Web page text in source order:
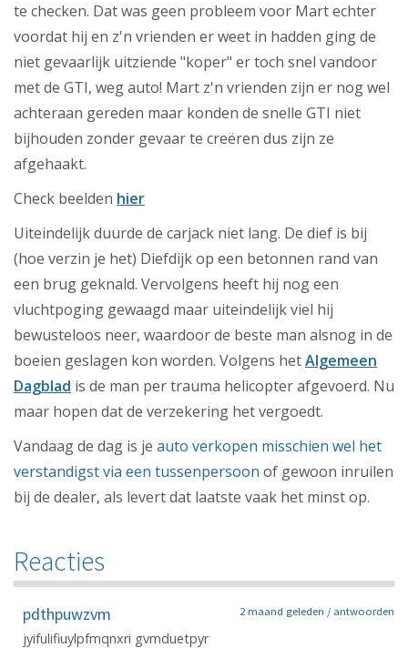
te checken. Dat was geen probleem voor Mart echter
voordat hij en z'n vrienden er weet in hadden ging de
niet gevaarlijk uitziende "koper" er toch snel vandoor
met de GTI, weg auto! Mart z'n vrienden zijn er nog wel
achteraan gereden maar konden de snelle GTI niet
bijhouden zonder gevaar te creëren dus zijn ze
afgehaakt.
Check beelden hier
Uiteindelijk duurde de carjack niet lang. De dief is bij
(hoe verzin je het) Diefdijk op een betonnen rand van
een brug geknald. Vervolgens heeft hij nog een
vluchtpoging gewaagd maar uiteindelijk viel hij
bewusteloos neer, waardoor de beste man alsnog in de
boeien geslagen kon worden. Volgens hetAlgemeen
Dagblad is de man per trauma helicopter afgevoerd. Nu
maar hopen dat de verzekering het vergoedt.
Vandaag de dag is je auto verkopen misschien wel het
verstandigst via een tussenpersoon of gewoon inruilen
bij de dealer, als levert dat laatste vaak het minst op.
Reacties
pdthpuwzvm 2 maand geleden / antwoorden
jyifulifiuylpfmqnxri gvmduetpyr